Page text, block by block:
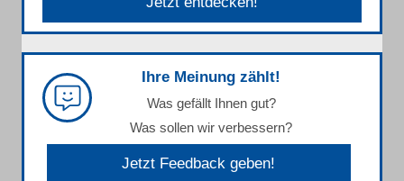
Ihre Meinung zählt!
Was gefällt Ihnen gut?
Was sollen wir verbessern?
Jetzt Feedback geben!